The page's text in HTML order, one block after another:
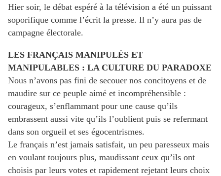
Hier soir, le débat espéré à la télévision a été un puissant
soporifique comme l’écrit la presse. Il n’y aura pas de
campagne électorale.
LES FRANÇAIS MANIPULÉS ET
MANIPULABLES : LA CULTURE DU PARADOXE
Nous n’avons pas fini de secouer nos concitoyens et de
maudire sur ce peuple aimé et incompréhensible :
courageux, s’enflammant pour une cause qu’ils
embrassent aussi vite qu’ils l’oublient puis se refermant
dans son orgueil et ses égocentrismes.
Le français n’est jamais satisfait, un peu paresseux mais
en voulant toujours plus, maudissant ceux qu’ils ont
choisis par leurs votes et rapidement rejetant leurs choix